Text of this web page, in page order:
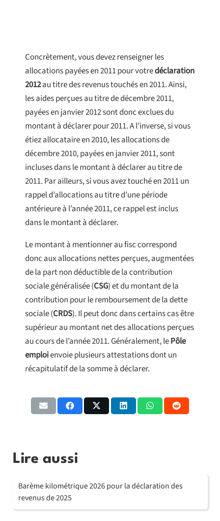
Concrètement, vous devez renseigner les
allocations payées en 2011 pour votredéclaration
2012au titre des revenus touchés en 2011. Ainsi,
les aides perçues au titre de décembre 2011,
payées en janvier 2012 sont donc exclues du
montant à déclarer pour 2011. A l’inverse, si vous
étiez allocataire en 2010, les allocations de
décembre 2010, payées en janvier 2011, sont
incluses dans le montant à déclarer au titre de
2011. Par ailleurs, si vous avez touché en 2011 un
rappel d’allocations au titre d’une période
antérieure à l’année 2011, ce rappel est inclus
dans le montant à déclarer.
Le montant à mentionner au fisc correspond
donc aux allocations nettes perçues, augmentées
de la part non déductible de la contribution
sociale généralisée (CSG) et du montant de la
contribution pour le remboursement de la dette
sociale (CRDS). Il peut donc dans certains cas être
supérieur au montant net des allocations perçues
au cours de l’année 2011. Généralement, lePôle
emploienvoie plusieurs attestations dont un
récapitulatif de la somme à déclarer.
Lire aussi
Barème kilométrique 2026 pour la déclaration des
revenus de 2025